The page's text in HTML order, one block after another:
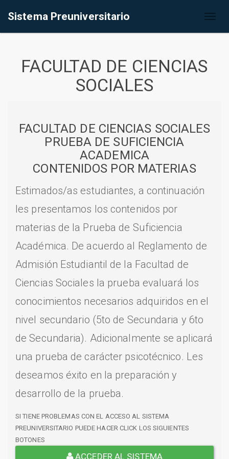
Sistema Preuniversitario
FACULTAD DE CIENCIAS
SOCIALES
FACULTAD DE CIENCIAS SOCIALES
PRUEBA DE SUFICIENCIA
ACADEMICA
CONTENIDOS POR MATERIAS
Estimados/as estudiantes, a continuación
les presentamos los contenidos por
materias de la Prueba de Suficiencia
Académica. De acuerdo al Reglamento de
Admisión Estudiantil de la Facultad de
Ciencias Sociales la prueba evaluará los
conocimientos necesarios adquiridos en el
nivel secundario (5to de Secundaria y 6to
de Secundaria). Adicionalmente se aplicará
una prueba de carácter psicotécnico. Les
deseamos éxito en la preparación y
desarrollo de la prueba.
SI TIENE PROBLEMAS CON EL ACCESO AL SISTEMA
PREUNIVERSITARIO PUEDE HACER CLICK LOS SIGUIENTES
BOTONES
ACCEDER AL SISTEMA